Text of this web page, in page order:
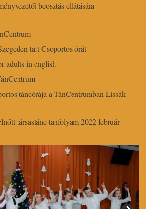
beosztás ellátására –
tart Csoportos órát
adults in english
táncórája a TánCentrumban Lissák
társastánc tanfolyam 2022 február